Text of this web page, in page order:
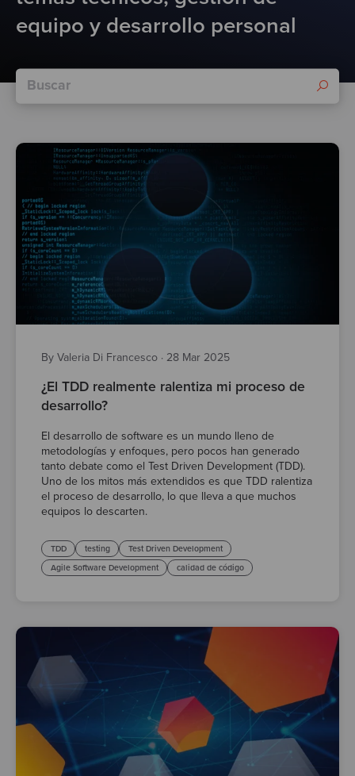
equipo y desarrollo personal
By Valeria Di Francesco · 28 Mar 2025
¿El TDD realmente ralentiza mi proceso de
desarrollo?
El desarrollo de software es un mundo lleno de
metodologías y enfoques, pero pocos han generado
tanto debate como el Test Driven Development (TDD).
Uno de los mitos más extendidos es que TDD ralentiza
el proceso de desarrollo, lo que lleva a que muchos
equipos lo descarten.
TDD testing
Test Driven Development
Agile Software Development
calidad de código